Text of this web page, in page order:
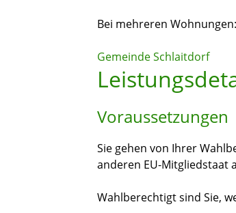
Bei mehreren
Gemeinde Schlaitdorf
Voraussetzungen
Sie gehen von Ihrer
anderen EU-Mitgliedstaat
Wahlberechtigt sind Sie,